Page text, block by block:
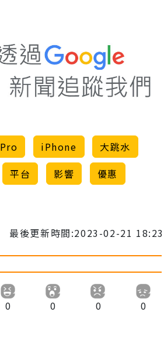
Pro iPhone
大跳水
平台 影響 優惠
最後更新時間:2023-02-21 18:23
0 0 0 0